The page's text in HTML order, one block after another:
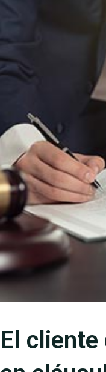
El cliente